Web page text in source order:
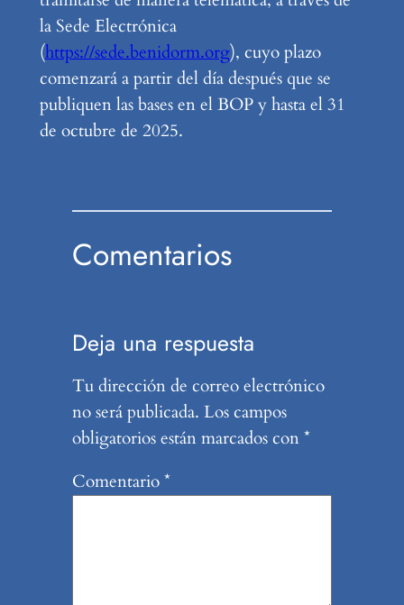
la Sede Electrónica
(https://sede.benidorm.org), cuyo plazo
comenzará a partir del día después que se
publiquen las bases en el BOP y hasta el 31
de octubre de 2025.
Comentarios
Deja una respuesta
Tu dirección de correo electrónico
no será publicada. Los campos
obligatorios están marcados con*
Comentario*